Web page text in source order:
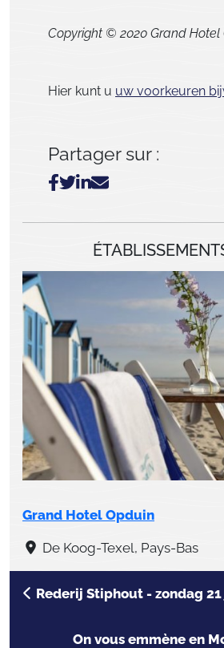
Copyright © 2020 Grand Hotel
Hier kunt u uw voorkeuren
Partager sur :
Grand Hotel Opduin
De Koog-Texel, Pays-Bas
Rederij Stiphout - zondag
On vous emmène en